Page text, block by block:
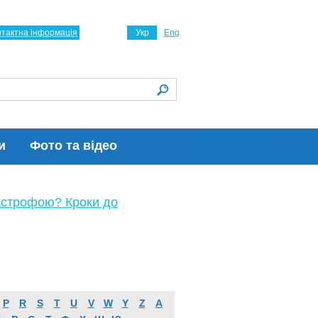
Фото та відео
Укр Eng
інформація
Кроки до
P R S T U V W Y Z
А